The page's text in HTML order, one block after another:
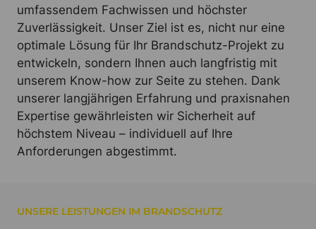
umfassendem Fachwissen und höchster
Zuverlässigkeit. Unser Ziel ist es, nicht nur eine
optimale Lösung für Ihr Brandschutz-Projekt zu
entwickeln, sondern Ihnen auch langfristig mit
unserem Know-how zur Seite zu stehen. Dank
unserer langjährigen Erfahrung und praxisnahen
Expertise gewährleisten wir Sicherheit auf
höchstem Niveau – individuell auf Ihre
Anforderungen abgestimmt.
UNSERE LEISTUNGEN IM BRANDSCHUTZ